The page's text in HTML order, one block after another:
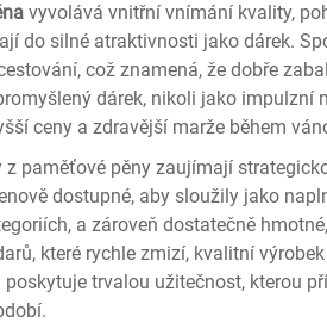
vyvolává vnitřní vnímání kvality,
do silné atraktivnosti jako dárek.
což znamená, že dobře
dárek, nikoli jako
ceny a zdravější marže během
z paměťové pěny zaujímají
dostupné, aby sloužily jako
a zároveň dostatečně
které rychle zmizí, kvalitní
poskytuje trvalou užitečnost, kterou